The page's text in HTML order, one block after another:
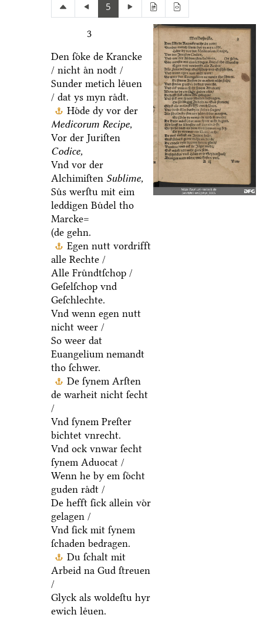
5
3
Den ſoͤke de Krancke
/ nicht aͤn nodt /
Sunder metich leͤuen
/ dat ys myn raͤdt.
Hoͤde dy vor der
Medicorum Recipe,
Vor der Juriſten
Codice,
Vnd vor der
Alchimiſten Sublime,
Suͤs werſtu mit eim
leddigen Buͤdel tho
Marcke=
(de gehn.
Egen nutt vordrifft
alle Rechte /
Alle Fruͤndtſchop /
Geſelſchop vnd
Geſchlechte.
Vnd wenn egen nutt
nicht weer /
So weer dat
Euangelium nemandt
tho ſchwer.
De ſynem Arſten
de warheit nicht ſecht
/
Vnd ſynem Preſter
bichtet vnrecht.
Vnd ock vnwar ſecht
ſynem Aduocat /
Wenn he by em ſoͤcht
guden raͤdt /
De hefft ſick allein voͤr
gelagen /
Vnd ſick mit ſynem
ſchaden bedragen.
Du ſchalt mit
Arbeid na Gud ſtreuen
/
Glyck als woldeſtu hyr
ewich leͤuen.